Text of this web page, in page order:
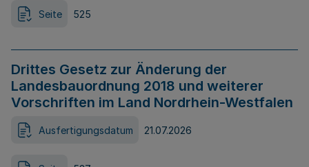
Seite 525
Drittes Gesetz zur Änderung der
Landesbauordnung 2018 und weiterer
Vorschriften im Land Nordrhein-Westfalen
Ausfertigungsdatum 21.07.2026